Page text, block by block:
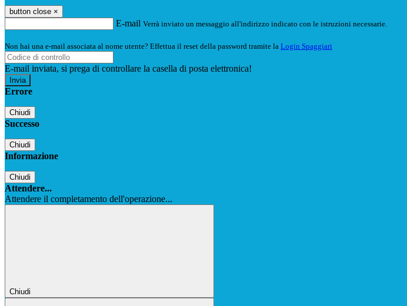
button close ×
E-mail Verrà inviato un messaggio all'indirizzo indicato con le istruzioni necessarie.
Non hai una e-mail associata al nome utente? Effettua il reset della password tramite la Login Spaggiari
E-mail inviata, si prega di controllare la casella di posta elettronica!
Errore
Chiudi
Successo
Chiudi
Informazione
Chiudi
Attendere...
Attendere il completamento dell'operazione...
Chiudi